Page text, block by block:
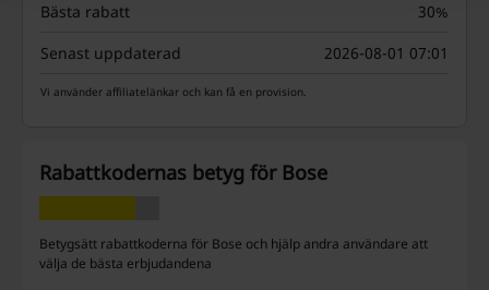
Bästa rabatt
30%
Senast uppdaterad
2026-08-01 07:01
Vi använder affiliatelänkar och kan få en provision.
Rabattkodernas betyg för Bose
Betygsätt rabattkoderna för Bose och hjälp andra användare att
välja de bästa erbjudandena